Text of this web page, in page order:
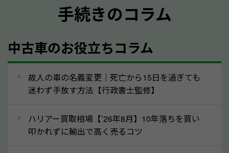
メーカー／車種
型式／グレード
走行距離（例：約〇万キロ）
車検の満了日
内装や外装の状態
定を行い高価買取価格をつけやすくなります。
手続きのコラム
中古車のお役立ちコラム
故人の車の名義変更｜死亡から15日を過ぎても
迷わず手放す方法【行政書士監修】
ハリアー買取相場【’26年8月】10年落ちを買い
叩かれずに輸出で高く売るコツ